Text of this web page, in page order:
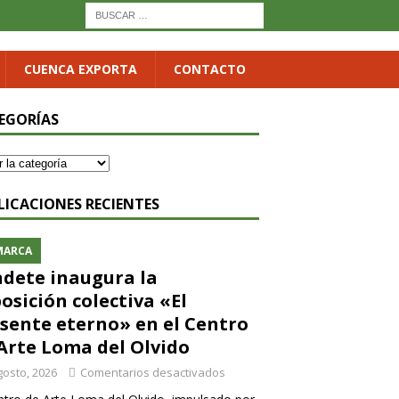
CUENCA EXPORTA CONTACTO
RECIENTES
inaugura la
colectiva «El
eterno» en el Centro
Loma del Olvido
2026 Comentarios desactivados